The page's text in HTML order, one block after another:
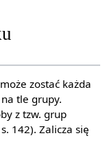
zostać każda
tle grupy.
z tzw. grup
142). Zalicza się